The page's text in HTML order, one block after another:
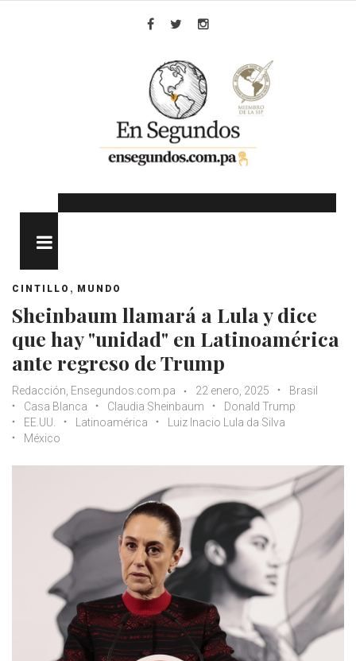
CINTILLO , MUNDO
Sheinbaum llamará a Lula y dice
que hay "unidad" en Latinoamérica
ante regreso de Trump
Redacción, Ensegundos.com.pa 22 enero, 2025
Brasil
Casa Blanca
Claudia Sheinbaum
Donald Trump
EE.UU.
Latinoamérica
Luiz Inacio Lula da Silva
México